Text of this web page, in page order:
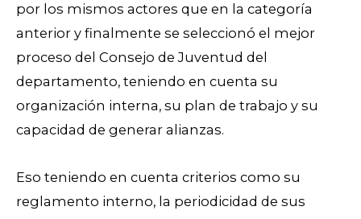
por los mismos actores que en la categoría
anterior y finalmente se seleccionó el mejor
proceso del Consejo de Juventud del
departamento, teniendo en cuenta su
organización interna, su plan de trabajo y su
capacidad de generar alianzas.
Eso teniendo en cuenta criterios como su
reglamento interno, la periodicidad de sus